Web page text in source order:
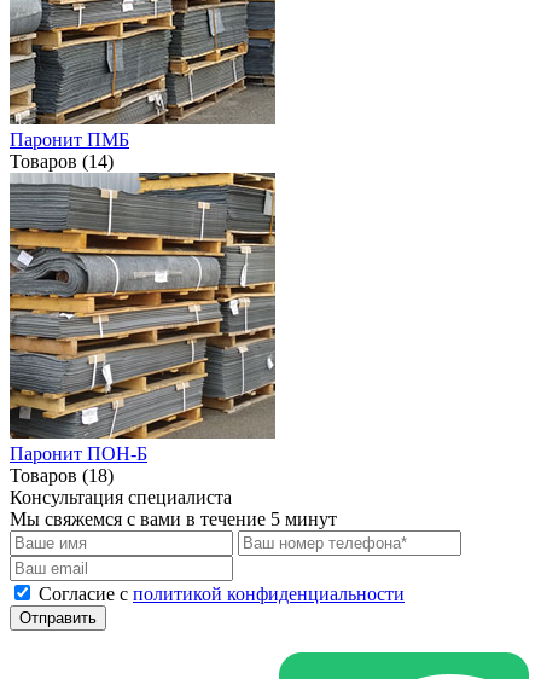
Паронит ПМБ
Товаров (14)
Паронит ПОН-Б
Товаров (18)
Консультация специалиста
Мы свяжемся с вами в течение 5 минут
Cогласие с политикой конфиденциальности
Отправить